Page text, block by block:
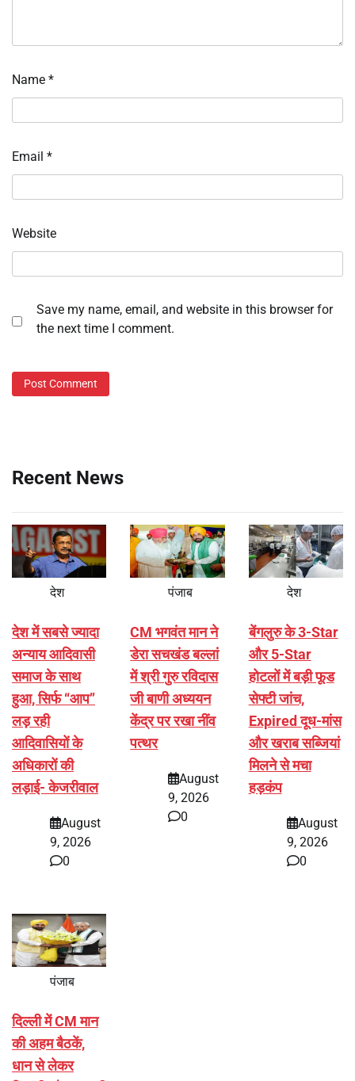
Name *
Email *
Website
Save my name, email, and website in this browser for
the next time I comment.
Recent News
देश
देश में सबसे ज्यादा
अन्याय आदिवासी
समाज के साथ
हुआ, सिर्फ ‘‘आप’’
लड़ रही
आदिवासियों के
अधिकारों की
लड़ाई- केजरीवाल
August
9, 2026
0
पंजाब
CM भगवंत मान ने
डेरा सचखंड बल्लां
में श्री गुरु रविदास
जी बाणी अध्ययन
केंद्र पर रखा नींव
पत्थर
August
9, 2026
0
देश
बेंगलुरु के 3-Star
और 5-Star
होटलों में बड़ी फूड
सेफ्टी जांच,
Expired दूध-मांस
और खराब सब्जियां
मिलने से मचा
हड़कंप
August
9, 2026
0
पंजाब
दिल्ली में CM मान
की अहम बैठकें,
धान से लेकर